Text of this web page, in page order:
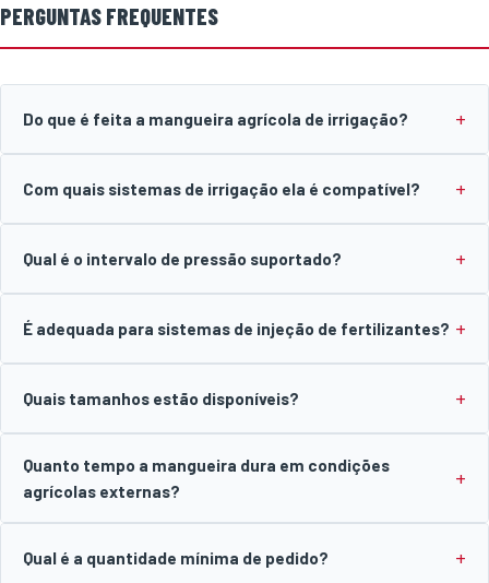
PERGUNTAS FREQUENTES
Do que é feita a mangueira agrícola de irrigação?
Com quais sistemas de irrigação ela é compatível?
Qual é o intervalo de pressão suportado?
É adequada para sistemas de injeção de fertilizantes?
Quais tamanhos estão disponíveis?
Quanto tempo a mangueira dura em condições
agrícolas externas?
Qual é a quantidade mínima de pedido?